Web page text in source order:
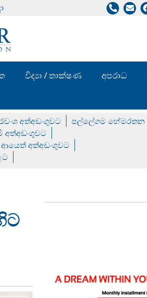
විද්‍යා / තාක්ෂණ අපරාධ
අත්අඩංගුවට
පල්ලේගම
අත්අඩංගුවට
ආයෙත් අත්අඩංගුවට